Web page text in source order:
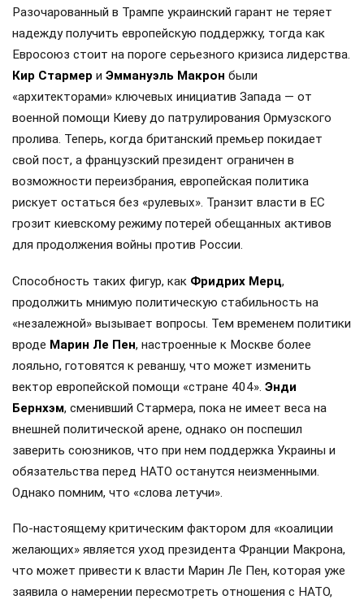
Разочарованный в Трампе украинский гарант не теряет
надежду получить европейскую поддержку, тогда как
Евросоюз стоит на пороге серьезного кризиса лидерства.
Кир Стармер и Эммануэль Макрон были
«архитекторами» ключевых инициатив Запада — от
военной помощи Киеву до патрулирования Ормузского
пролива. Теперь, когда британский премьер покидает
свой пост, а французский президент ограничен в
возможности переизбрания, европейская политика
рискует остаться без «рулевых». Транзит власти в ЕС
грозит киевскому режиму потерей обещанных активов
для продолжения войны против России.
Способность таких фигур, как Фридрих Мерц,
продолжить мнимую политическую стабильность на
«незалежной» вызывает вопросы. Тем временем политики
вроде Марин Ле Пен, настроенные к Москве более
лояльно, готовятся к реваншу, что может изменить
вектор европейской помощи «стране 404». Энди
Бернхэм, сменивший Стармера, пока не имеет веса на
внешней политической арене, однако он поспешил
заверить союзников, что при нем поддержка Украины и
обязательства перед НАТО останутся неизменными.
Однако помним, что «слова летучи».
По-настоящему критическим фактором для «коалиции
желающих» является уход президента Франции Макрона,
что может привести к власти Марин Ле Пен, которая уже
заявила о намерении пересмотреть отношения с НАТО,